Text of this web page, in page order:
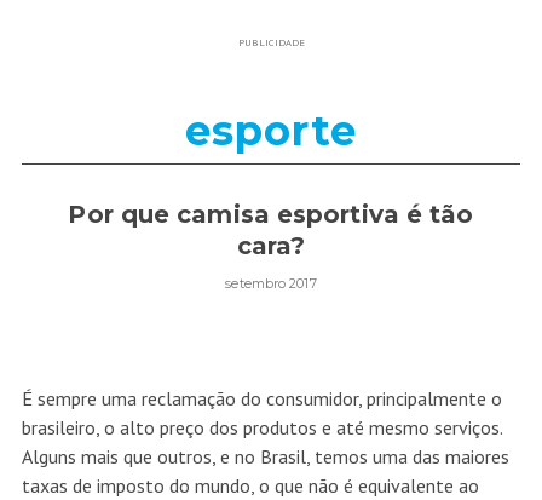
PUBLICIDADE
esporte
Por que camisa esportiva é tão
cara?
setembro 2017
É sempre uma reclamação do consumidor, principalmente o
brasileiro, o alto preço dos produtos e até mesmo serviços.
Alguns mais que outros, e no Brasil, temos uma das maiores
taxas de imposto do mundo, o que não é equivalente ao